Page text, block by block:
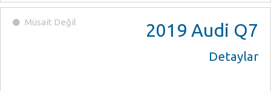
Müsait Değil 2019 Audi Q7
Detaylar